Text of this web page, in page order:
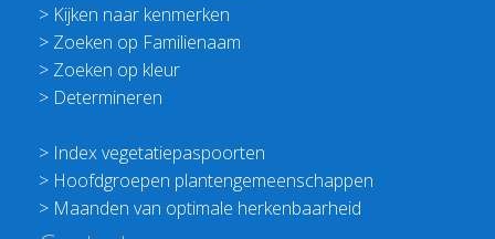
> Kijken naar kenmerken
> Zoeken op Familienaam
> Zoeken op kleur
> Determineren
> Index vegetatiepaspoorten
> Hoofdgroepen plantengemeenschappen
> Maanden van optimale herkenbaarheid